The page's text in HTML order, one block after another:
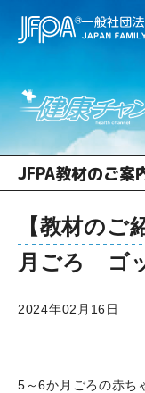
JFPA教材のご案
【教材の
月ごろ ゴ
2024年02月16日
5～6か月ごろの赤ち